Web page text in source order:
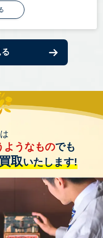
は
ようなものでも
取いたします!